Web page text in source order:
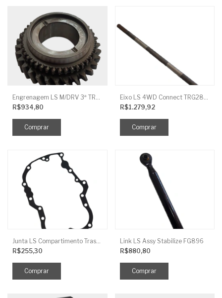
R$934,80
R$1.279,92
R$255,30
Link LS Assy Stabilize FG896
R$880,80